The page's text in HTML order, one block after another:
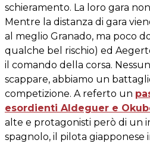
schieramento. La loro gara
Mentre la distanza di gara
al meglio Granado, ma poco
qualche bel rischio) ed
il comando della corsa.
scappare, abbiamo un
competizione. A referto un
esordienti Aldeguer e
alte e protagonisti però di un
spagnolo, il pilota giapponese